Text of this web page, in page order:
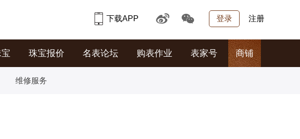
登录 注册
下载APP
珠宝报价 名表论坛 购表作业 表家号 商铺
维修服务